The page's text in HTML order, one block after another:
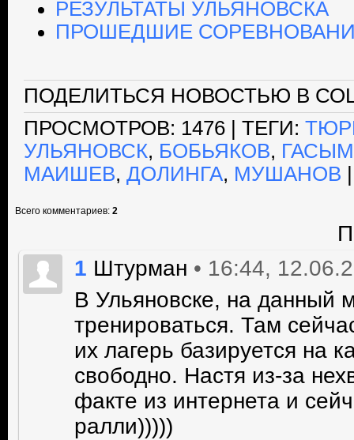
РЕЗУЛЬТАТЫ УЛЬЯНОВСКА
ПРОШЕДШИЕ
ПОДЕЛИТЬСЯ НОВОСТЬЮ В
ПРОСМОТРОВ: 1476 | ТЕГИ:
УЛЬЯНОВСК, БОБЬЯКОВ,
МАИШЕВ, ДОЛИНГА, МУШАНОВ
Всего комментариев: 2
1 Штурман • 16:44,
В Ульяновске, на данный
тренироваться. Там
их лагерь базируется на
свободно. Настя из-за
факте из интернета и
ралли)))))